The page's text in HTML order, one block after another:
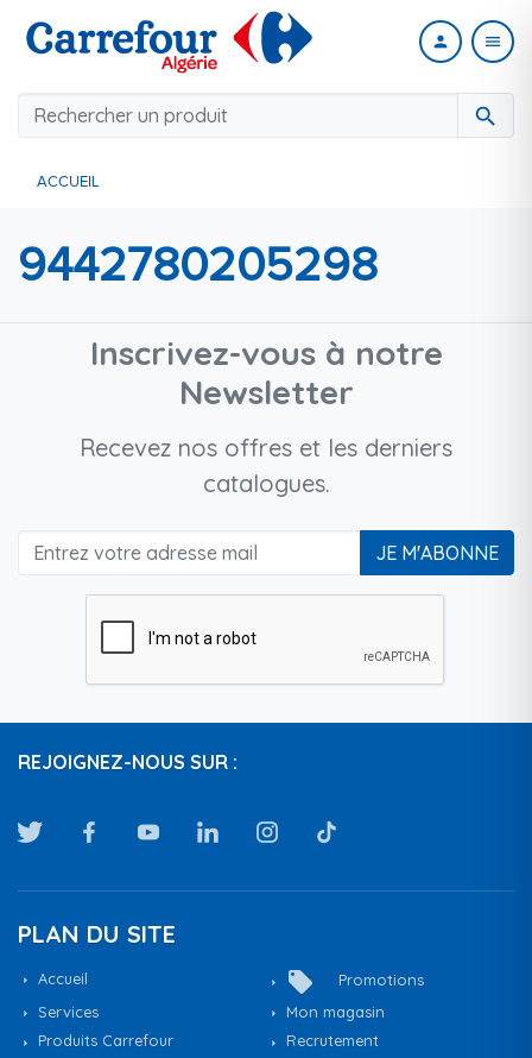
search
person menu
ACCUEIL
9442780205298
Inscrivez-vous à notre
Newsletter
Recevez nos offres et les derniers
catalogues.
JE M'ABONNE
REJOIGNEZ-NOUS SUR :
PLAN DU SITE
Accueil local_offer
Promotions
Services
Mon magasin
Produits Carrefour
Recrutement